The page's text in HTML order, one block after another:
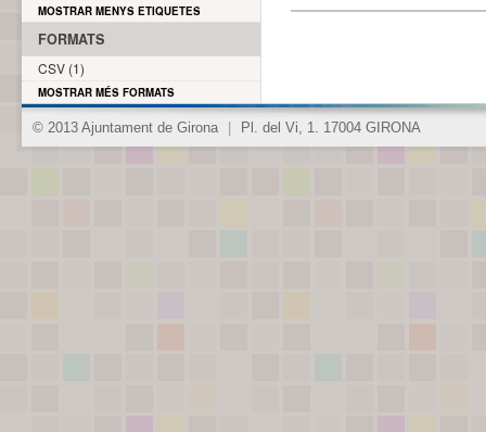
MOSTRAR MENYS ETIQUETES
FORMATS
CSV (1)
MOSTRAR MÉS FORMATS
© 2013 Ajuntament de Girona Pl. del Vi, 1. 17004 GIRONA